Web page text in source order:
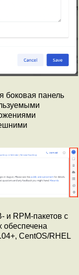
боковая панель
и RPM-пакетов с
обеспечена
CentOS/RHEL